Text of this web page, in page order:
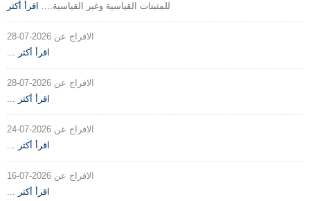
للمثبتات القياسية وغير القياسية.... اقرأ أكثر
الافراج عن 2026-07-28
... اقرأ أكثر
الافراج عن 2026-07-28
... اقرأ أكثر
الافراج عن 2026-07-24
... اقرأ أكثر
الافراج عن 2026-07-16
... اقرأ أكثر